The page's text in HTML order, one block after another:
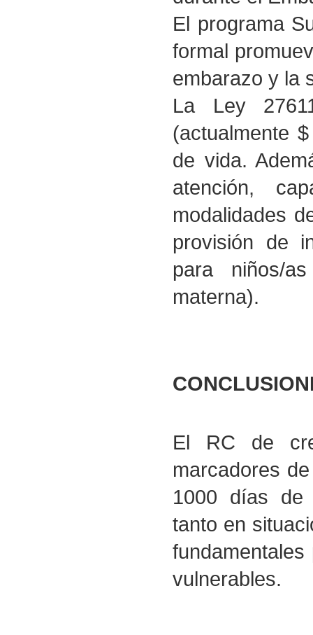
El programa
formal
embarazo y la
La Ley
(actualmente
de vida.
atención,
modalidades
provisión de
para niños/
materna).
El RC de
marcadores
1000 días de
tanto en
vulnerables.